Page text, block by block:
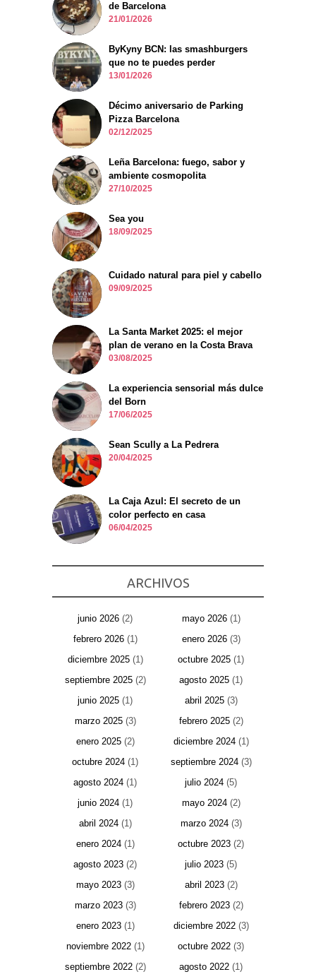
de Barcelona
21/01/2026
ByKyny BCN: las smashburgers
que no te puedes perder
13/01/2026
Décimo aniversario de Parking
Pizza Barcelona
02/12/2025
Leña Barcelona: fuego, sabor y
ambiente cosmopolita
27/10/2025
Sea you
18/09/2025
Cuidado natural para piel y cabello
09/09/2025
La Santa Market 2025: el mejor
plan de verano en la Costa Brava
03/08/2025
La experiencia sensorial más dulce
del Born
17/06/2025
Sean Scully a La Pedrera
20/04/2025
La Caja Azul: El secreto de un
color perfecto en casa
06/04/2025
ARCHIVOS
junio 2026 (2) mayo 2026(1)
febrero 2026(1) enero 2026(3)
diciembre 2025(1) octubre 2025 (1)
septiembre 2025(2) agosto 2025 (1)
junio 2025 (1) abril 2025(3)
marzo 2025(3) febrero 2025(2)
enero 2025(2) diciembre 2024(1)
octubre 2024 (1) septiembre 2024(3)
agosto 2024 (1) julio 2024 (5)
junio 2024 (1) mayo 2024(2)
abril 2024(1) marzo 2024(3)
enero 2024(1) octubre 2023 (2)
agosto 2023 (2) julio 2023 (5)
mayo 2023(3) abril 2023(2)
marzo 2023(3) febrero 2023(2)
enero 2023(1) diciembre 2022(3)
noviembre 2022(1) octubre 2022 (3)
septiembre 2022(2) agosto 2022 (1)